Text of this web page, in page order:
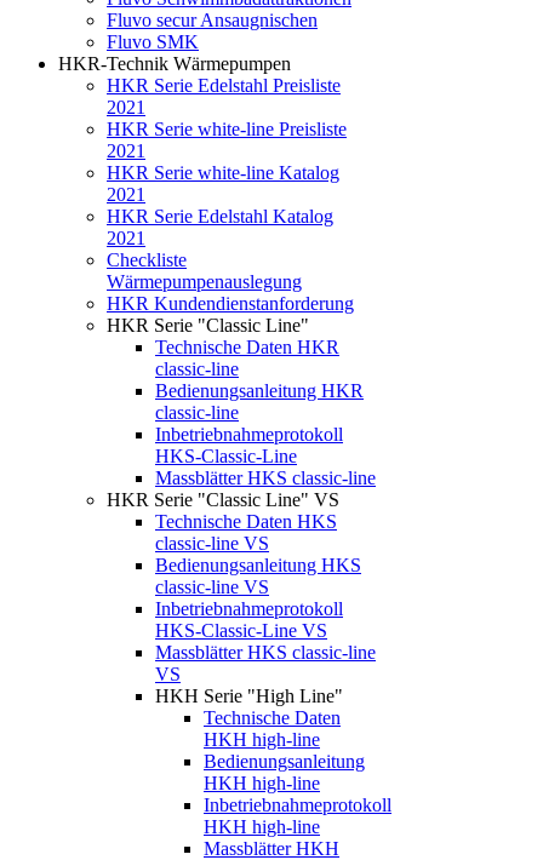
Fluvo secur Ansaugnischen
Fluvo SMK
HKR-Technik Wärmepumpen
HKR Serie Edelstahl Preisliste
2021
HKR Serie white-line Preisliste
2021
HKR Serie white-line Katalog
2021
HKR Serie Edelstahl Katalog
2021
Checkliste
Wärmepumpenauslegung
HKR Kundendienstanforderung
HKR Serie "Classic Line"
Technische Daten HKR
classic-line
Bedienungsanleitung HKR
classic-line
Inbetriebnahmeprotokoll
HKS-Classic-Line
Massblätter HKS classic-line
HKR Serie "Classic Line" VS
Technische Daten HKS
classic-line VS
Bedienungsanleitung HKS
classic-line VS
Inbetriebnahmeprotokoll
HKS-Classic-Line VS
Massblätter HKS classic-line
VS
HKH Serie "High Line"
Technische Daten
HKH high-line
Bedienungsanleitung
HKH high-line
Inbetriebnahmeprotokoll
HKH high-line
Massblätter HKH